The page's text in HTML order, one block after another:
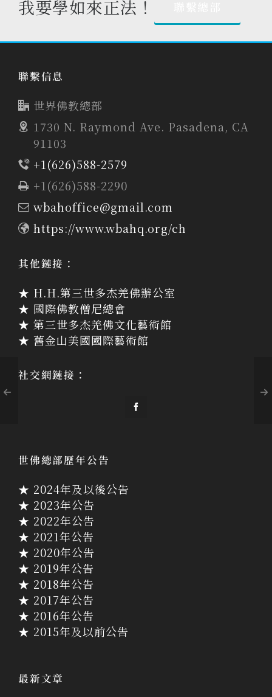
我要學如來正法！
聯繫信息
世界佛教總部
1730 N. Raymond Ave. Pasadena, CA
91103
+1(626)588-2579
+1(626)588-2290
wbahoffice@gmail.com
https://www.wbahq.org/ch
其他鏈接：
★ H.H.第三世多杰羌佛辦公室
★ 國際佛教僧尼總會
★ 第三世多杰羌佛文化藝術館
★ 舊金山美國國際藝術館
社交網鏈接：
世佛總部歷年公告
★ 2024年及以後公告
★ 2023年公告
★ 2022年公告
★ 2021年公告
★ 2020年公告
★ 2019年公告
★ 2018年公告
★ 2017年公告
★ 2016年公告
★ 2015年及以前公告
最新文章